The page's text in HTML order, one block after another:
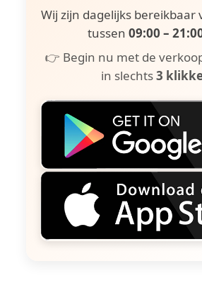
Wij zijn dagelijks bereikbaar
tussen 09:00 –
👉 Begin nu met de
in slechts3